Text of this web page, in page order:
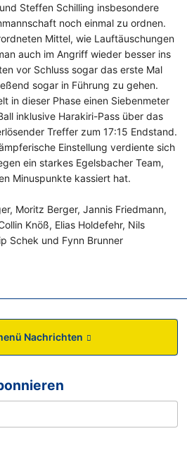
Steffen Schilling insbesondere
noch einmal zu ordnen.
Mittel, wie Lauftäuschungen
auch im Angriff wieder besser ins
vor Schluss sogar das erste Mal
sogar in Führung zu gehen.
in dieser Phase einen Siebenmeter
inklusive Harakiri-Pass über das
Treffer zum 17:15 Endstand.
Einstellung verdiente sich
ein starkes Egelsbacher Team,
Minuspunkte kassiert hat.
Moritz Berger, Jannis Friedmann,
Knöß, Elias Holdefehr, Nils
Schek und Fynn Brunner
Nachrichten